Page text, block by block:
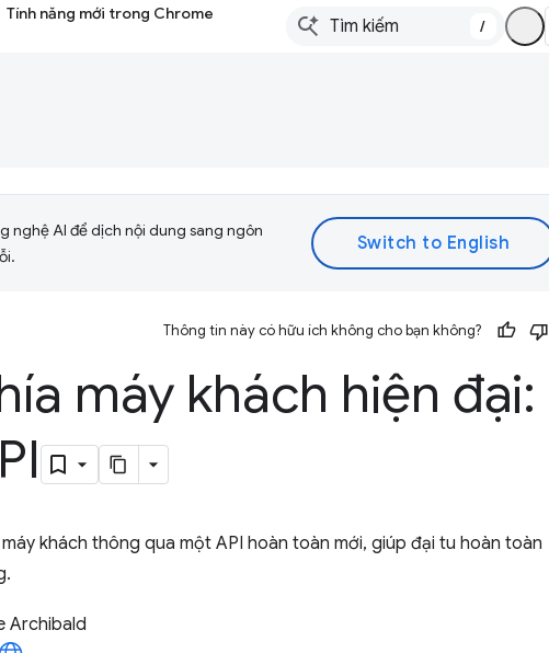
Tính năng mới trong Chrome
/
nghệ AI để dịch nội dung sang ngôn
Thông tin này có hữu ích không cho bạn không?
máy khách hiện đại:
khách thông qua một API hoàn toàn mới, giúp đại tu hoàn toàn
Archibald